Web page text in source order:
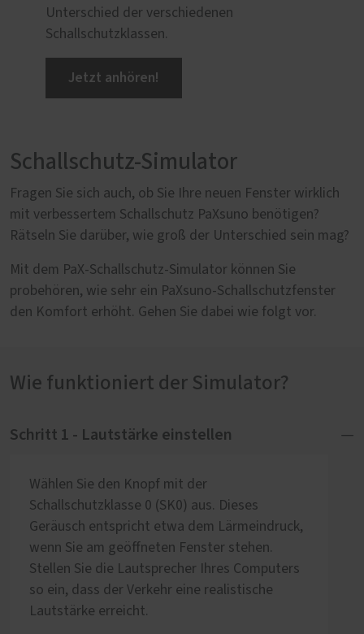
Unterschied der verschiedenen
Schallschutzklassen.
Jetzt anhören!
Schallschutz-Simulator
Fragen Sie sich auch, ob Sie Ihre neuen Fenster wirklich
mit verbessertem Schallschutz PaXsuno benötigen?
Rätseln Sie darüber, wie groß der Unterschied sein mag?
Mit dem PaX-Schallschutz-Simulator können Sie
probehören, wie sehr ein PaXsuno-Schallschutzfenster
den Komfort erhöht. Gehen Sie dabei wie folgt vor.
Wie funktioniert der Simulator?
Schritt 1 - Lautstärke einstellen
Wählen Sie den Knopf mit der
Schallschutzklasse 0 (SK0) aus. Dieses
Geräusch entspricht etwa dem Lärmeindruck,
wenn Sie am geöffneten Fenster stehen.
Stellen Sie die Lautsprecher Ihres Computers
so ein, dass der Verkehr eine realistische
Lautstärke erreicht.